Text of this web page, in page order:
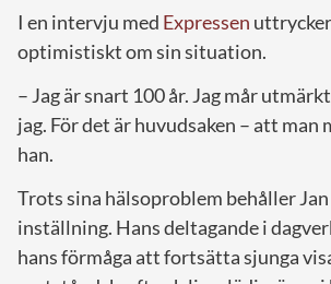
I en intervju med Expressen
optimistiskt om sin situation.
– Jag är snart 100 år. Jag mår
jag. För det är huvudsaken – att man
han.
Trots sina hälsoproblem behåller
inställning. Hans deltagande i
hans förmåga att fortsätta sjunga